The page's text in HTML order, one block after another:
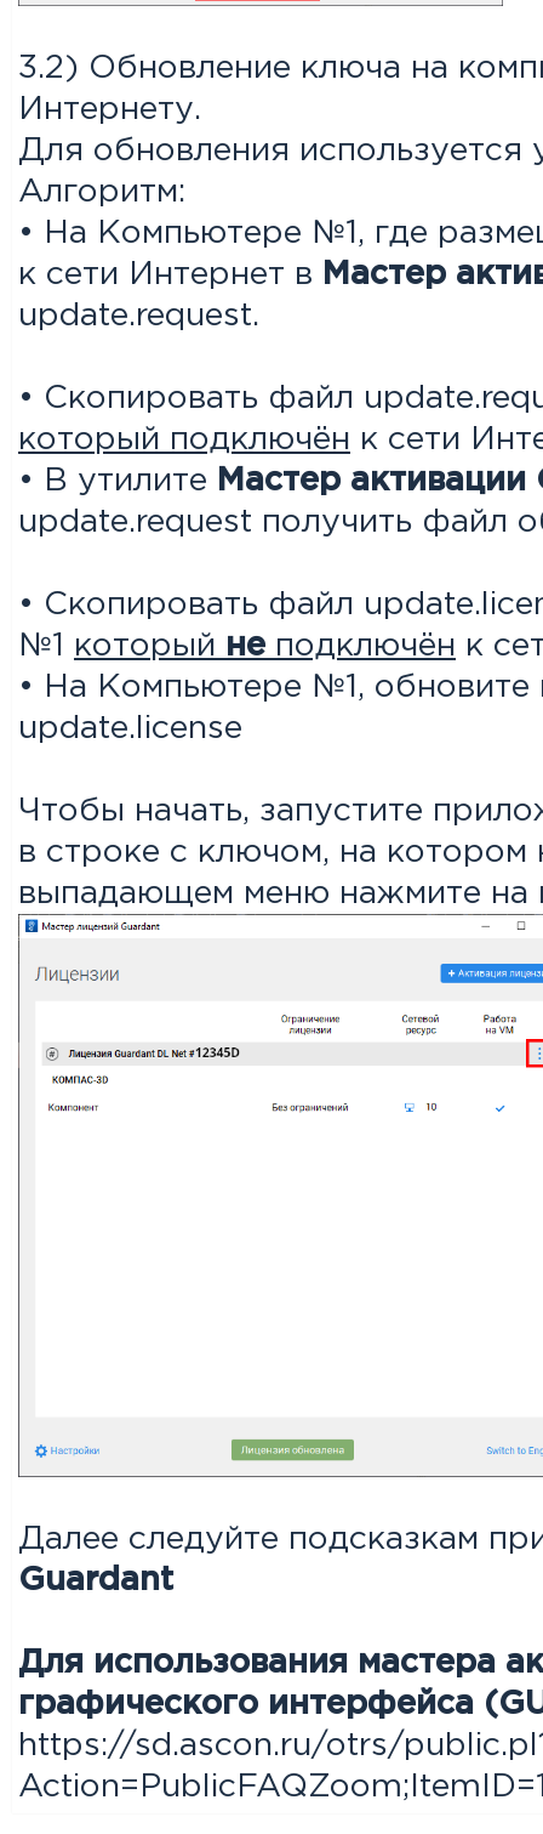
3.2) Обновление ключа на
Интернету.
Для обновления используется
Алгоритм:
• На Компьютере №1, где
к сети Интернет в
Мастер
update.request.
• Скопировать файл
который подключён к сети
• В утилите
Мастер активации
update.request получить файл
• Скопировать файл
№1 который не подключён к
• На Компьютере №1, обновите
update.license
Чтобы начать, запустите
в строке с ключом, на котором
выпадающем меню нажмите
Далее следуйте подсказкам
Guardant
Для использования мастера
графического интерфейса
https://sd.ascon.ru/otrs/